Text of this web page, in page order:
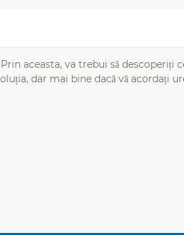
aceasta, va trebui să descoperiți
dar mai bine dacă vă acordați